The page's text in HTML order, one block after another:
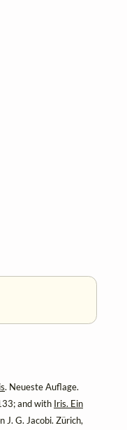
. Neueste Auflage.
and with Iris. Ein
J. G. Jacobi. Zürich,